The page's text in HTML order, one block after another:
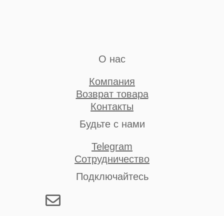
О нас
Компания
Возврат товара
Контакты
Будьте с нами
Telegram
Сотрудничество
Подключайтесь